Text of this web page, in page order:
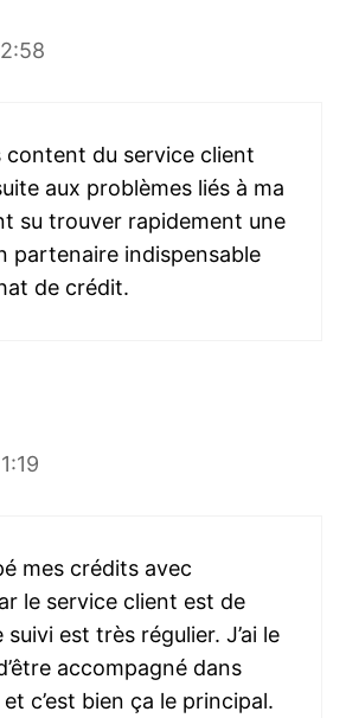
content du service client
aux problèmes liés à ma
su trouver rapidement une
partenaire indispensable
de crédit.
mes crédits avec
le service client est de
est très régulier. J’ai le
accompagné dans
c’est bien ça le principal.